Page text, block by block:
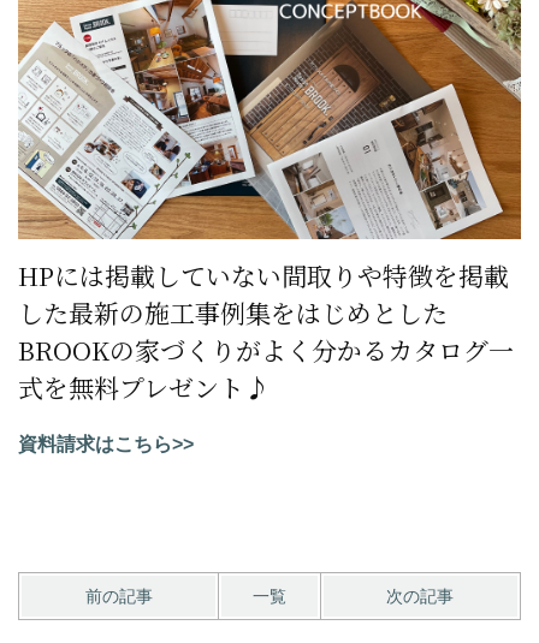
HPには掲載していない間取りや特徴を掲載
した最新の施工事例集をはじめとした
BROOKの家づくりがよく分かるカタログ一
式を無料プレゼント♪
資料請求はこちら>>
前の記事 一覧 次の記事